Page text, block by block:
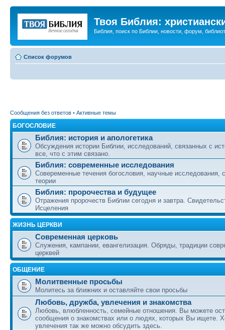
Твоя Библия:
Библия, поиск по Библии, новости, форум,
Список форумов
Сообщения без ответов • Активные темы
БОГОСЛОВИЕ
Библия: история и апологетика
Обсуждения истории Библии, исследований, связанных с
все, что с этим связано.
Библия: современные исследования
Совеременные течения богословия, научные исследования,
теории
Библия: пророчества и будущее
Отражения пророчеств Библии сегодня и завтра.
Исцеления
ЖИЗНЬ ЦЕРКВИ
Современная церковь
Служения, кампании, евангелизация. Обряды, традиции
церквей
ОБЩЕНИЕ
Молитвенные просьбы
Молитесь за ближних и оставляйте свои просьбы
Любовь, дружба, увлечения и знакомства
Любовь, влюбленность, семейные отношения. Вы можете
сообщения о знакомствах или о людях, которых Вы ищете.
увлечения так же можно обсудить здесь.